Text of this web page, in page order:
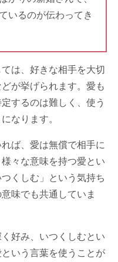
いるのが伝わってき
は、好きな相手を大切
が挙げられます。愛も
するのは難しく、使う
なります。
ば、愛は無償で相手に
々な意味を持つ愛とい
くしむ」という気持ち
味でも共通していま
好み、いつくしむとい
いう言葉を使うことが